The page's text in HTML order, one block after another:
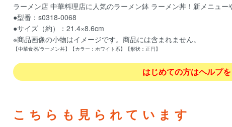
ラーメン店 中華料理店に人気のラーメン鉢 ラーメン丼！新メニュ
●型番：s0318-0068
●サイズ（約）：21.4×8.6cm
※商品画像の小物はイメージです。商品には含まれません。
【中華食器/ラーメン丼】【カラー：ホワイト系】【形状：正円】
はじめての方はヘルプ
こちらも見られています